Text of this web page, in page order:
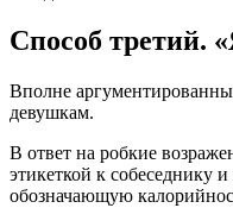
Способ третий.
Вполне
девушкам.
В ответ на робкие
этикеткой к собеседнику
обозначающую